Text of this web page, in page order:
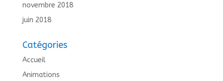
novembre 2018
juin 2018
Catégories
Accueil
Animations